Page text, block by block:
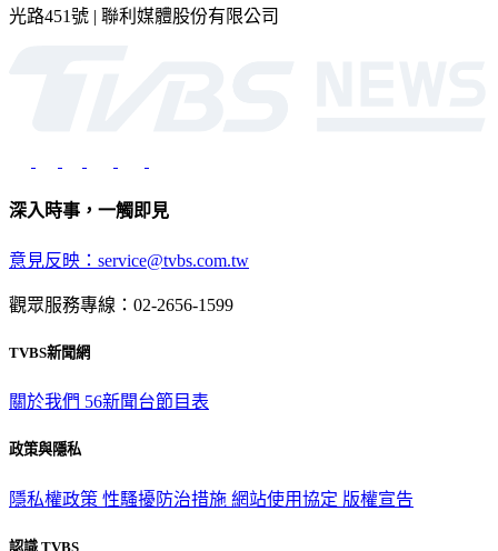
光路451號 | 聯利媒體股份有限公司
深入時事，一觸即見
意見反映：service@tvbs.com.tw
觀眾服務專線：02-2656-1599
TVBS新聞網
關於我們 56新聞台節目表
政策與隱私
隱私權政策 性騷擾防治措施 網站使用協定 版權宣告
認識 TVBS